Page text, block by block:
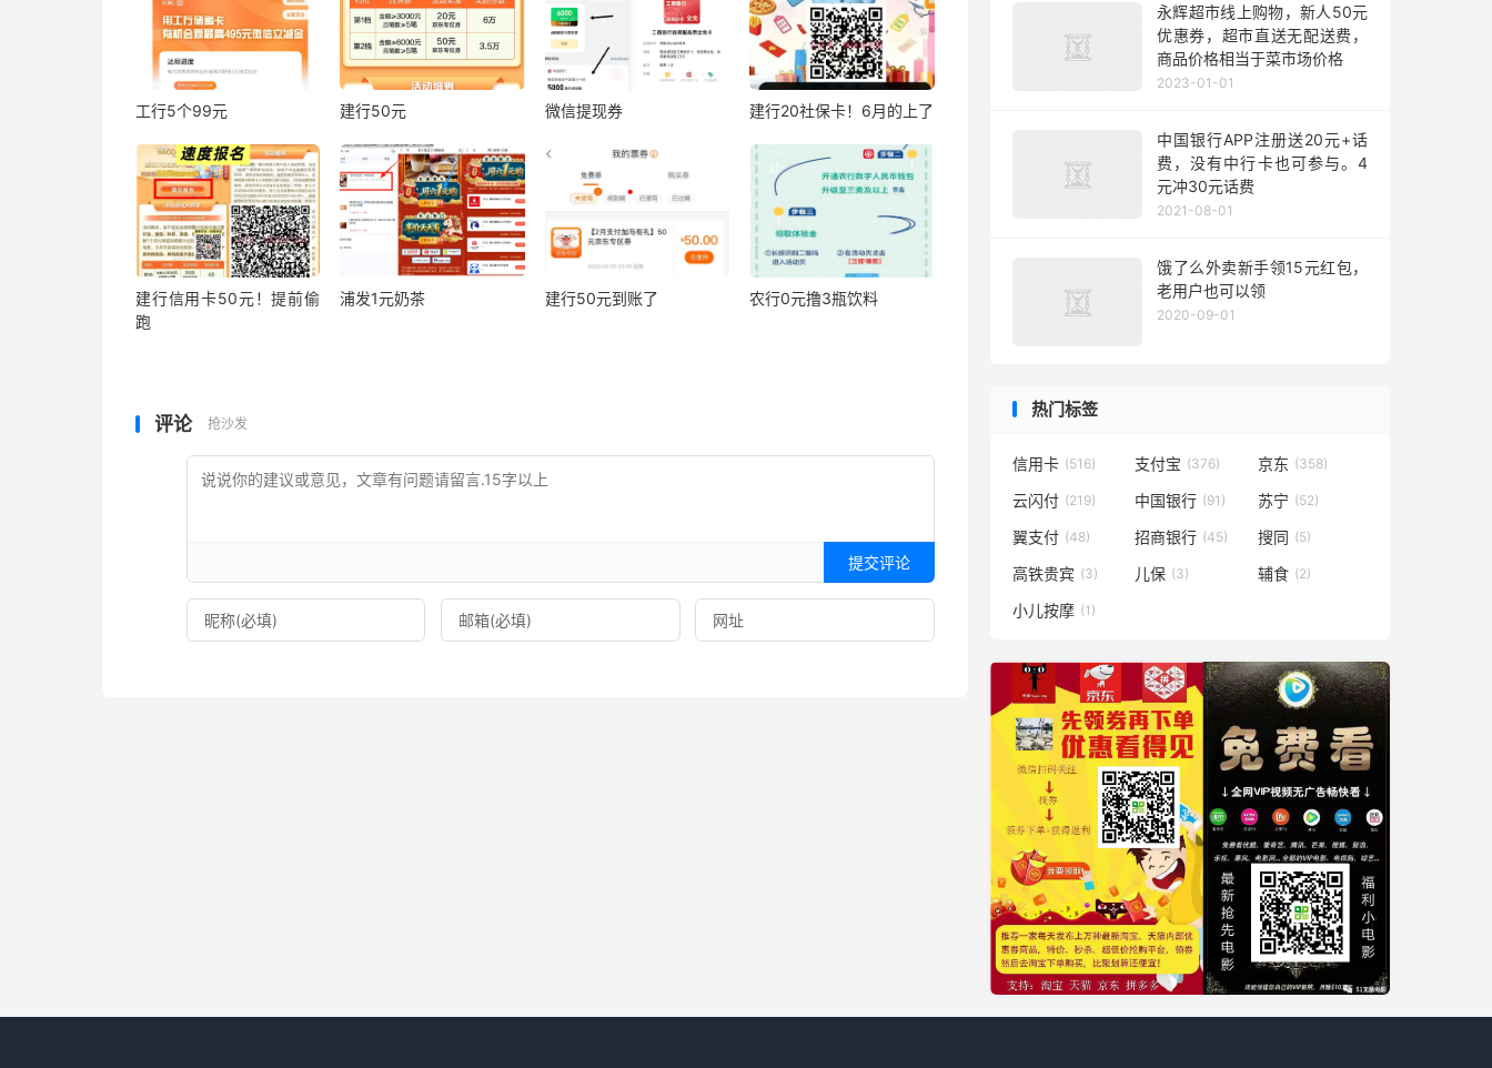
工行5个99元 建行50元 微信提现券 建行20社保卡！6月的上了
建行信用卡50元！提前偷
跑
浦发1元奶茶 建行50元到账了 农行0元撸3瓶饮料
评论 抢沙发
提交评论
永辉超市线上购物，新人50元
优惠券，超市直送无配送费，
商品价格相当于菜市场价格
2023-01-01
中国银行APP注册送20元+话
费，没有中行卡也可参与。4
元冲30元话费
2021-08-01
饿了么外卖新手领15元红包，
老用户也可以领
2020-09-01
热门标签
信用卡 (516) 支付宝 (376) 京东 (358)
云闪付 (219) 中国银行 (91) 苏宁 (52)
翼支付 (48) 招商银行 (45) 搜同 (5)
高铁贵宾 (3) 儿保 (3) 辅食 (2)
小儿按摩 (1)